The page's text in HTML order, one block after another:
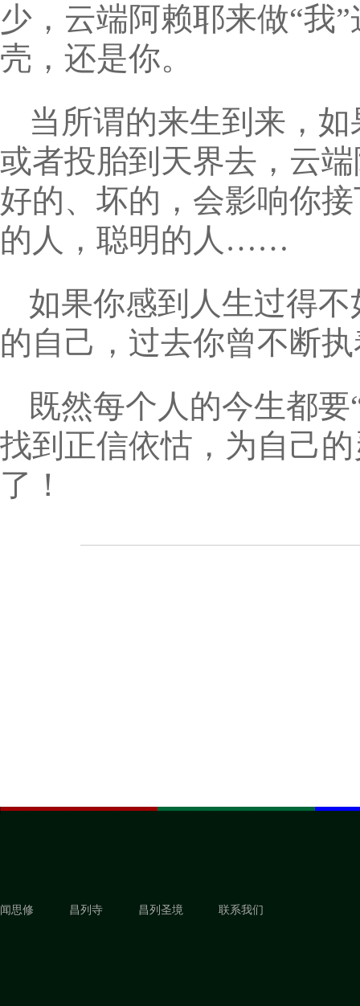
少，云端阿赖耶来做“我
壳，还是你。
当所谓的来生到来，
或者投胎到天界去，云
好的、坏的，会影响你
的人，聪明的人……
如果你感到人生过得
的自己，过去你曾不断
既然每个人的今生都
找到正信依怙，为自己
了！
闻思修 昌列寺 昌列圣境 联系我们